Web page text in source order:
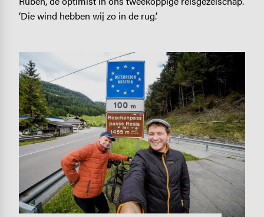
‘Die wind hebben wij zo in de rug.’
Image